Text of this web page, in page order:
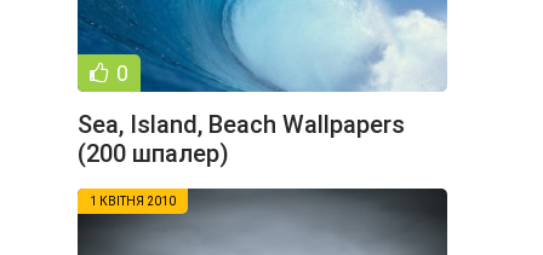
0
Sea, Island, Beach Wallpapers
(200 шпалер)
1 КВІТНЯ 2010